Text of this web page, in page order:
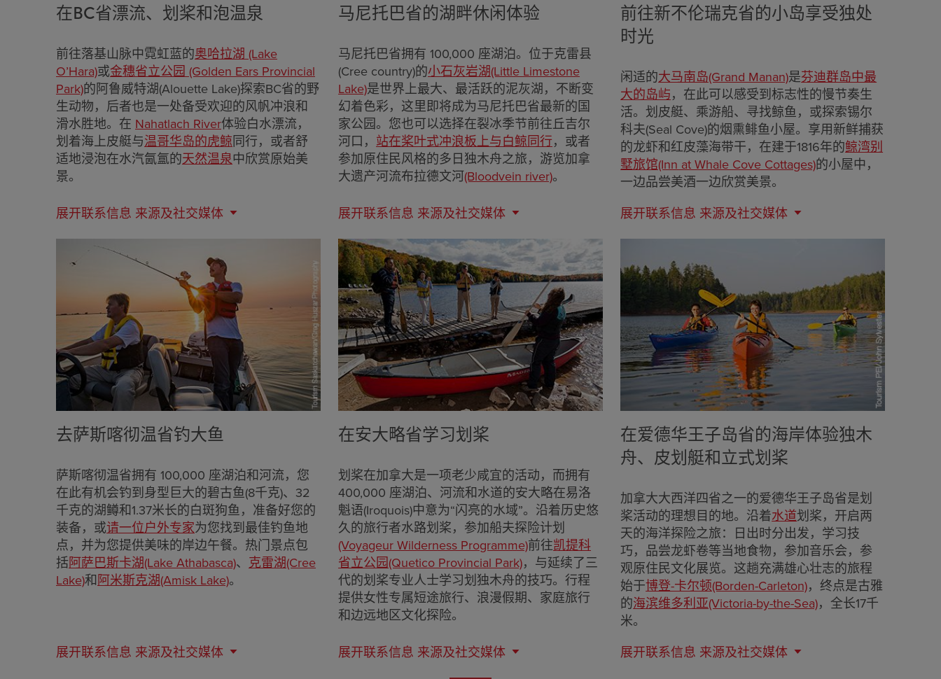
在BC省漂流、划桨和泡温泉
前往落基山脉中霓虹蓝的奥哈拉湖 (Lake
O’Hara)或金穗省立公园 (Golden Ears Provincial
Park)的阿鲁威特湖(Alouette Lake)探索BC省的野
生动物，后者也是一处备受欢迎的风帆冲浪和
滑水胜地。在 Nahatlach River体验白水漂流，
划着海上皮艇与温哥华岛的虎鲸同行，或者舒
适地浸泡在水汽氤氲的天然温泉中欣赏原始美
景。
展开联系信息 来源及社交媒体
马尼托巴省的湖畔休闲体验
马尼托巴省拥有 100,000 座湖泊。位于克雷县
(Cree country)的小石灰岩湖(Little Limestone
Lake)是世界上最大、最活跃的泥灰湖，不断变
幻着色彩，这里即将成为马尼托巴省最新的国
家公园。您也可以选择在裂冰季节前往丘吉尔
河口， 站在桨叶式冲浪板上与白鲸同行，或者
参加原住民风格的多日独木舟之旅，游览加拿
大遗产河流布拉德文河(Bloodvein river)。
展开联系信息 来源及社交媒体
前往新不伦瑞克省的小岛享受独处
时光
闲适的大马南岛(Grand Manan)是芬迪群岛中最
大的岛屿，在此可以感受到标志性的慢节奏生
活。划皮艇、乘游船、寻找鲸鱼，或探索锡尔
科夫(Seal Cove)的烟熏鲱鱼小屋。享用新鲜捕获
的龙虾和红皮藻海带干，在建于1816年的鲸湾别
墅旅馆(Inn at Whale Cove Cottages)的小屋中，
一边品尝美酒一边欣赏美景。
展开联系信息 来源及社交媒体
去萨斯喀彻温省钓大鱼
萨斯喀彻温省拥有 100,000 座湖泊和河流，您
在此有机会钓到身型巨大的碧古鱼(8千克)、32
千克的湖鳟和1.37米长的白斑狗鱼，准备好您的
装备，或请一位户外专家为您找到最佳钓鱼地
点，并为您提供美味的岸边午餐。热门景点包
括阿萨巴斯卡湖(Lake Athabasca)、 克雷湖(Cree
Lake)和 阿米斯克湖(Amisk Lake)。
展开联系信息 来源及社交媒体
在安大略省学习划桨
划桨在加拿大是一项老少咸宜的活动，而拥有
400,000 座湖泊、河流和水道的安大略在易洛
魁语(Iroquois)中意为“闪亮的水域”。沿着历史悠
久的旅行者水路划桨，参加船夫探险计划
(Voyageur Wilderness Programme)前往凯提科
省立公园(Quetico Provincial Park)，与延续了三
代的划桨专业人士学习划独木舟的技巧。行程
提供女性专属短途旅行、浪漫假期、家庭旅行
和边远地区文化探险。
展开联系信息 来源及社交媒体
在爱德华王子岛省的海岸体验独木
舟、皮划艇和立式划桨
加拿大大西洋四省之一的爱德华王子岛省是划
桨活动的理想目的地。沿着水道划桨，开启两
天的海洋探险之旅：日出时分出发，学习技
巧，品尝龙虾卷等当地食物，参加音乐会，参
观原住民文化展览。这趟充满雄心壮志的旅程
始于博登-卡尔顿(Borden-Carleton)，终点是古雅
的海滨维多利亚(Victoria-by-the-Sea)，全长17千
米。
展开联系信息 来源及社交媒体